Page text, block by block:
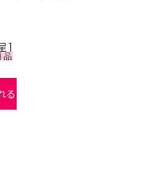
]
品
る